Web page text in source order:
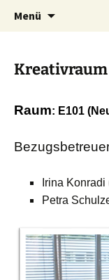
Menü
Kreativraum
Raum: E101
Irina
Petra